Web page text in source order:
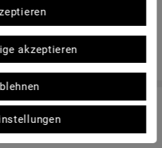
- sportkopf Helme und Brillen für den
akzeptieren